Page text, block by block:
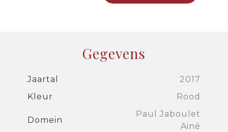
Gegevens
Jaartal
2017
Kleur
Rood
Domein
Paul Jaboulet
Ainé